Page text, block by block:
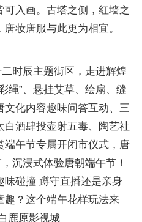
入画。古塔之侧，红墙之
妆唐服与此更为相宜。
时辰主题街区，走进辉煌
绳”、悬挂艾草、绘扇、缝
化内容趣味问答互动、三
酒肆投壶射五毒、陶艺社
端午节专属开闭市仪式，唐
沉浸式体验唐朝端午节！
味碰撞 蹲守直播还是亲身
趣？这个端午花样玩法来
鹿原影视城